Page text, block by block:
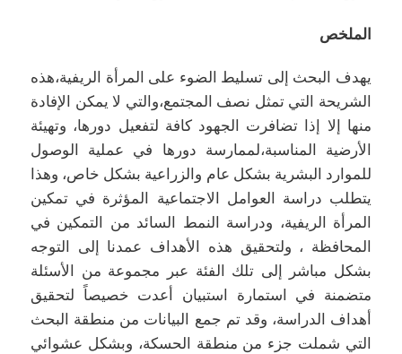
الملخص
يهدف البحث إلى تسليط الضوء على المرأة الريفية،هذه
الشريحة التي تمثل نصف المجتمع،والتي لا يمكن الإفادة
منها إلا إذا تضافرت الجهود كافة لتفعيل دورها، وتهيئة
الأرضية المناسبة،لممارسة دورها في عملية الوصول
للموارد البشرية بشكل عام والزراعية بشكل خاص، وهذا
يتطلب دراسة العوامل الاجتماعية المؤثرة في تمكين
المرأة الريفية، ودراسة النمط السائد من التمكين في
المحافظة ، ولتحقيق هذه الأهداف عمدنا إلى التوجه
بشكل مباشر إلى تلك الفئة عبر مجموعة من الأسئلة
متضمنة في استمارة استبيان أعدت خصيصاً لتحقيق
أهداف الدراسة، وقد تم جمع البيانات من منطقة البحث
التي شملت جزء من منطقة الحسكة، وبشكل عشوائي